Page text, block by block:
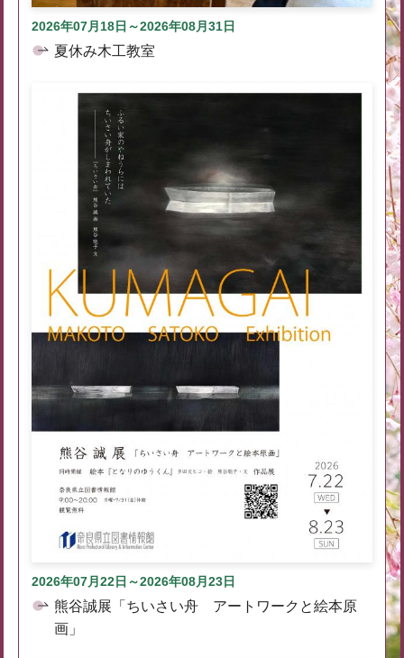
2026年07月18日～2026年08月31日
夏休み木工教室
2026年07月22日～2026年08月23日
熊谷誠展「ちいさい舟 アートワークと絵本原
画」